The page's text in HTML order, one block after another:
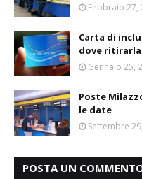
Febbraio 27,
Carta di
dove ritirarla
Gennaio 25,
Poste
le date
Settembre
POSTA UN